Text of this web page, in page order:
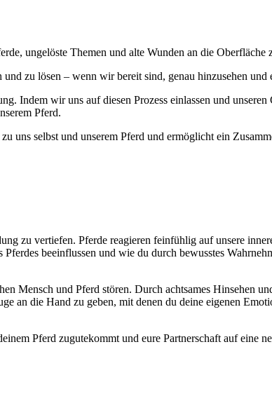
ungelöste Themen und alte Wunden an die Oberfläche
zu lösen – wenn wir bereit sind, genau hinzusehen und
Indem wir uns auf diesen Prozess einlassen und unseren
Pferd.
selbst und unserem Pferd und ermöglicht ein
zu vertiefen. Pferde reagieren feinfühlig auf unsere
beeinflussen und wie du durch bewusstes
Mensch und Pferd stören. Durch achtsames Hinsehen
an die Hand zu geben, mit denen du deine eigenen
Pferd zugutekommt und eure Partnerschaft auf eine